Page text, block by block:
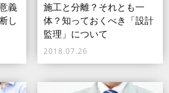
義
し
施工と分離？それとも一
体？知っておくべき「設計
監理」について
2018.07.26